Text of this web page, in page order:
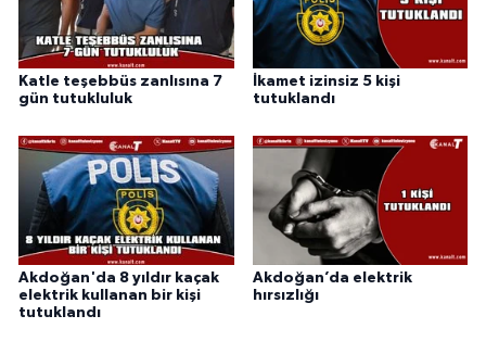
Katle teşebbüs zanlısına 7
gün tutukluluk
İkamet izinsiz 5 kişi
tutuklandı
Akdoğan'da 8 yıldır kaçak
elektrik kullanan bir kişi
tutuklandı
Akdoğan’da elektrik
hırsızlığı